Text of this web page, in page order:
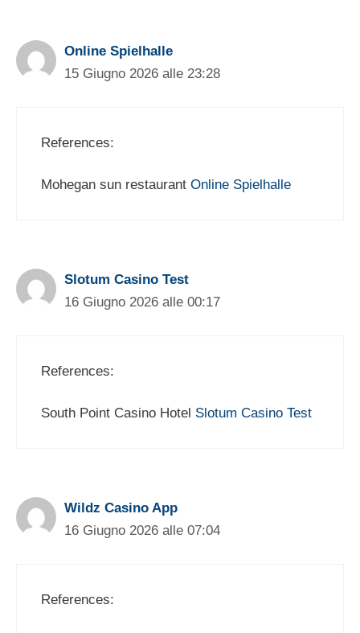
Online Spielhalle
15 Giugno 2026 alle 23:28
References:
Mohegan sun restaurant Online Spielhalle
Slotum Casino Test
16 Giugno 2026 alle 00:17
References:
South Point Casino Hotel Slotum Casino Test
Wildz Casino App
16 Giugno 2026 alle 07:04
References: